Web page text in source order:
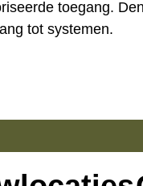
toegang.
tot systemen.